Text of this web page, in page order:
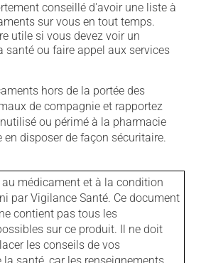
conseillé d'avoir une liste à
sur vous en tout temps.
utile si vous devez voir un
santé ou faire appel aux services
hors de la portée des
de compagnie et rapportez
ou périmé à la pharmacie
en disposer de façon sécuritaire.
médicament et à la condition
par Vigilance Santé. Ce document
contient pas tous les
sur ce produit. Il ne doit
les conseils de vos